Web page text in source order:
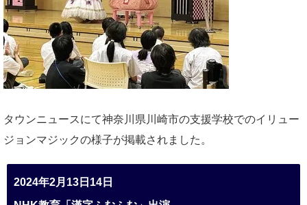
タウンニュースにて神奈川県川崎市の支援学校でのイリュー
ジョンマジックの様子が掲載されました。
2024年2月13日14日